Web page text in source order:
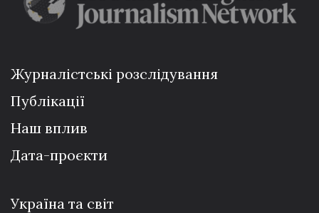
Журналістські розслідування
Публікації
Наш вплив
Дата-проєкти
Україна та світ